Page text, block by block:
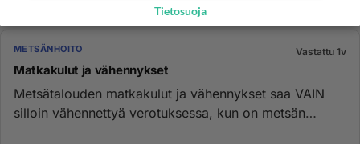
METSÄNHOITO Vastattu 1v
Matkakulut ja vähennykset
Metsätalouden matkakulut ja vähennykset saa VAIN
silloin vähennettyä verotuksessa, kun on metsän
Tietosuoja